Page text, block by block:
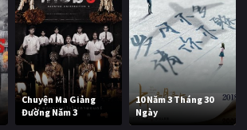
Chuyện Ma Giảng
Đường Năm 3
10 Năm 3 Tháng 30
Ngày